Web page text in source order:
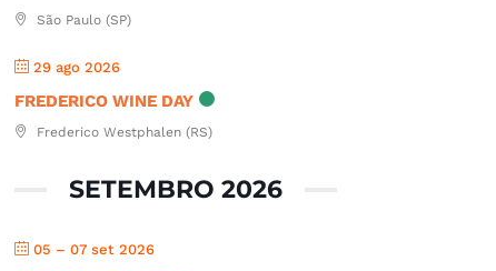
São Paulo (SP)
29 ago 2026
FREDERICO WINE DAY
Frederico Westphalen (RS)
SETEMBRO 2026
05 – 07 set 2026